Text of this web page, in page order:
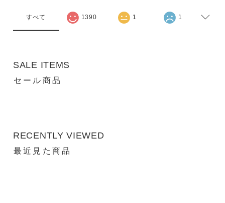
すべて 1390 1 1
SALE ITEMS
セール商品
RECENTLY VIEWED
最近見た商品